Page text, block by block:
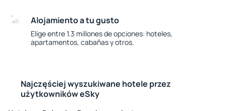
Alojamiento a tu gusto
Elige entre 1.3 millones de opciones: hoteles,
apartamentos, cabañas y otros.
Najczęściej wyszukiwane hotele przez
użytkowników eSky